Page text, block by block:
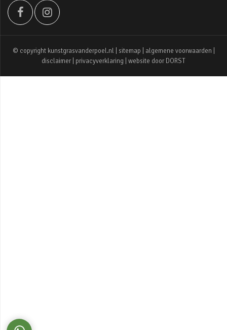
© copyright kunstgrasvanderpoel.nl | sitemap algemene voorwaarden
disclaimer
privacyverklaring | website door DORST